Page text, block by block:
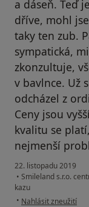
a dáseň. Teď
dříve, mohl
taky ten zub.
sympatická,
zkonzultuje,
v bavlnce. Už
odcházel z
Ceny jsou
kvalitu se
nejmenší
22. listopadu 2019
• Smileland s.r.o.
kazu
• podle názoru
Nahlásit zneužití